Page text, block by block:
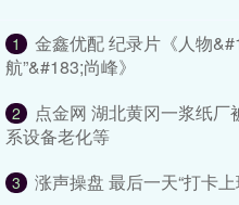
1
金鑫优配 纪录片《人物
航”&#183;尚峰》
2
点金网 湖北黄冈一浆纸
系设备老化等
3 涨声操盘 最后一天“打卡